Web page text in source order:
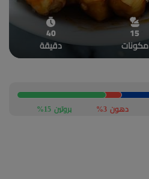
15
مكونات
40
دقيقة
دهون 3% بروتين 15%